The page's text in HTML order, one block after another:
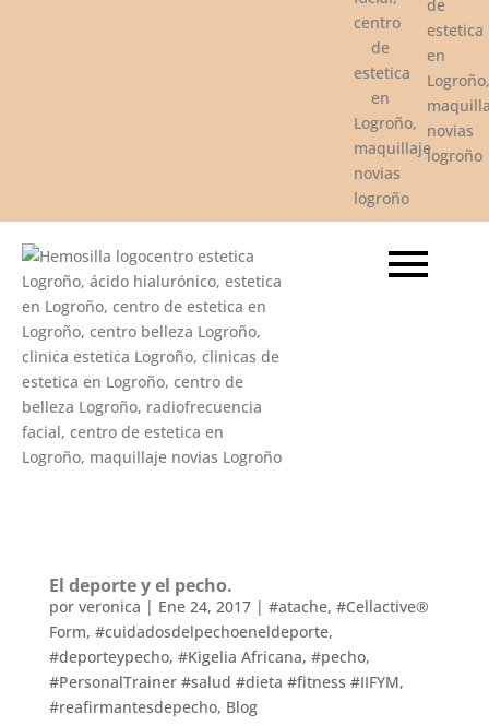
El deporte y el pecho.
por veronica | Ene 24, 2017| #atache, #Cellactive®
Form, #cuidadosdelpechoeneldeporte,
#deporteypecho, #Kigelia Africana, #pecho,
#PersonalTrainer #salud #dieta #fitness #IIFYM,
#reafirmantesdepecho, Blog